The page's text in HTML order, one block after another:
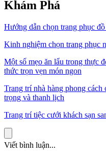
Khám Phá
Hướng dẫn chọn trang phục
Kinh nghiệm chọn trang phục
Một số mẹo ăn lẩu trong thực
thức trọn vẹn món ngon
Trang trí nhà hàng phong
trọng và thanh lịch
Trang trí tiệc cưới khách sạn
Viết bình luận...